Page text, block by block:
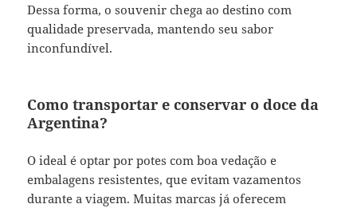
Dessa forma, o souvenir chega ao destino com
qualidade preservada, mantendo seu sabor
inconfundível.
Como transportar e conservar o doce da
Argentina?
O ideal é optar por potes com boa vedação e
embalagens resistentes, que evitam vazamentos
durante a viagem. Muitas marcas já oferecem